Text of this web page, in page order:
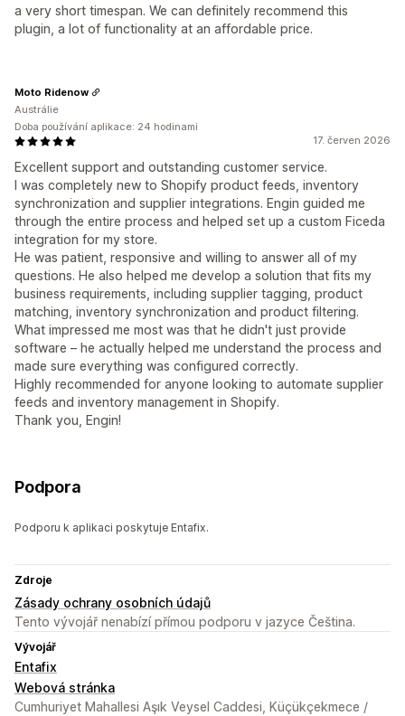
a very short timespan. We can definitely recommend this
plugin, a lot of functionality at an affordable price.
17. červen 2026
Excellent support and outstanding customer service.
I was completely new to Shopify product feeds, inventory
synchronization and supplier integrations. Engin guided me
through the entire process and helped set up a custom Ficeda
integration for my store.
He was patient, responsive and willing to answer all of my
questions. He also helped me develop a solution that fits my
business requirements, including supplier tagging, product
matching, inventory synchronization and product filtering.
What impressed me most was that he didn't just provide
software – he actually helped me understand the process and
made sure everything was configured correctly.
Highly recommended for anyone looking to automate supplier
feeds and inventory management in Shopify.
Thank you, Engin!
Moto Ridenow
Austrálie
Doba používání aplikace: 24 hodinami
Podpora
Podporu k aplikaci poskytuje Entafix.
Zdroje
Zásady ochrany osobních údajů
Tento vývojář nenabízí přímou podporu v jazyce Čeština.
Vývojář
Entafix
Webová stránka
Cumhuriyet Mahallesi Aşık Veysel Caddesi, Küçükçekmece /